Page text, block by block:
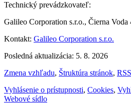
Technický prevádzkovateľ:
Galileo Corporation s.r.o., Čierna Voda
Kontakt: Galileo Corporation s.r.o.
Posledná aktualizácia: 5. 8. 2026
Zmena vzhľadu, Štruktúra stránok, RSS
Vyhlásenie o prístupnosti, Cookies,
Webové sídlo